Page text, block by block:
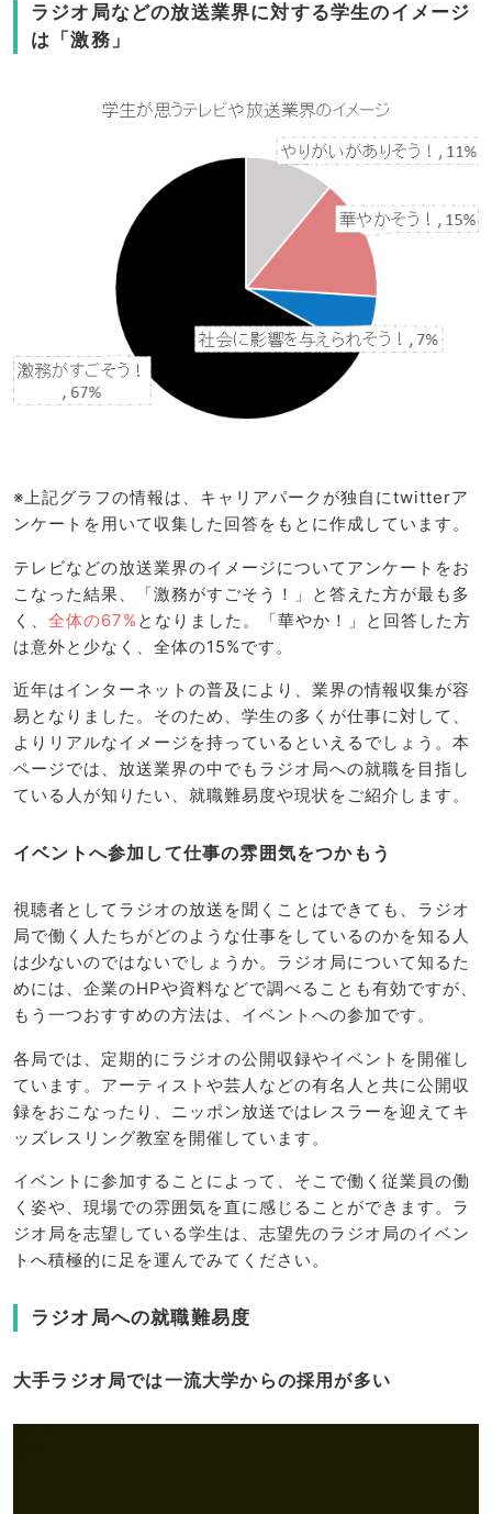
ラジオ局などの放送業界に対する学生のイメージ
は「激務」
※上記グラフの情報は、キャリアパークが独自にtwitterア
ンケートを用いて収集した回答をもとに作成しています。
テレビなどの放送業界のイメージについてアンケートをお
こなった結果、「激務がすごそう！」と答えた方が最も多
く、 全体の67% となりました。「華やか！」と回答した方
は意外と少なく、全体の15%です。
近年はインターネットの普及により、業界の情報収集が容
易となりました。そのため、学生の多くが仕事に対して、
よりリアルなイメージを持っているといえるでしょう。本
ページでは、放送業界の中でもラジオ局への就職を目指し
ている人が知りたい、就職難易度や現状をご紹介します。
イベントへ参加して仕事の雰囲気をつかもう
視聴者としてラジオの放送を聞くことはできても、ラジオ
局で働く人たちがどのような仕事をしているのかを知る人
は少ないのではないでしょうか。ラジオ局について知るた
めには、企業のHPや資料などで調べることも有効ですが、
もう一つおすすめの方法は、イベントへの参加です。
各局では、定期的にラジオの公開収録やイベントを開催し
ています。アーティストや芸人などの有名人と共に公開収
録をおこなったり、ニッポン放送ではレスラーを迎えてキ
ッズレスリング教室を開催しています。
イベントに参加することによって、そこで働く従業員の働
く姿や、現場での雰囲気を直に感じることができます。ラ
ジオ局を志望している学生は、志望先のラジオ局のイベン
トへ積極的に足を運んでみてください。
ラジオ局への就職難易度
大手ラジオ局では一流大学からの採用が多い